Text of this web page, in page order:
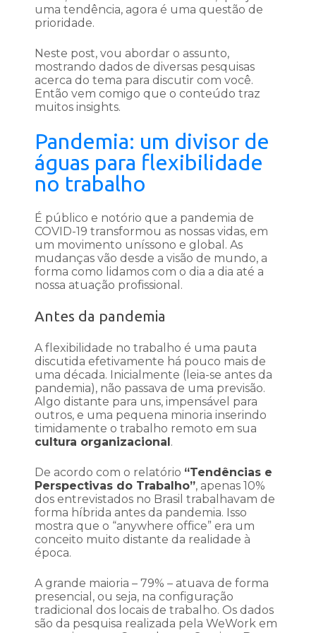
uma tendência, agora é uma questão de
prioridade.
Neste post, vou abordar o assunto,
mostrando dados de diversas pesquisas
acerca do tema para discutir com você.
Então vem comigo que o conteúdo traz
muitos insights.
Pandemia: um divisor de
águas para flexibilidade
no trabalho
É público e notório que a pandemia de
COVID-19 transformou as nossas vidas, em
um movimento uníssono e global. As
mudanças vão desde a visão de mundo, a
forma como lidamos com o dia a dia até a
nossa atuação profissional.
Antes da pandemia
A flexibilidade no trabalho é uma pauta
discutida efetivamente há pouco mais de
uma década. Inicialmente (leia-se antes da
pandemia), não passava de uma previsão.
Algo distante para uns, impensável para
outros, e uma pequena minoria inserindo
timidamente o trabalho remoto em sua
cultura organizacional.
De acordo com o relatório “Tendências e
Perspectivas do Trabalho”, apenas 10%
dos entrevistados no Brasil trabalhavam de
forma híbrida antes da pandemia. Isso
mostra que o “anywhere office” era um
conceito muito distante da realidade à
época.
A grande maioria – 79% – atuava de forma
presencial, ou seja, na configuração
tradicional dos locais de trabalho. Os dados
são da pesquisa realizada pela WeWork em